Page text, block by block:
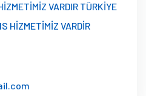
VARDIR TÜRKİYE
HİZMETİMİZ VARDİR